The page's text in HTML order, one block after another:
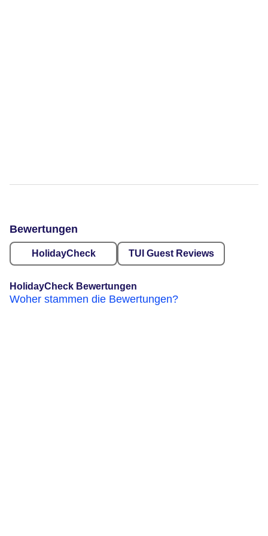
Bewertungen
HolidayCheck TUI Guest Reviews
HolidayCheck Bewertungen
Woher stammen die Bewertungen?